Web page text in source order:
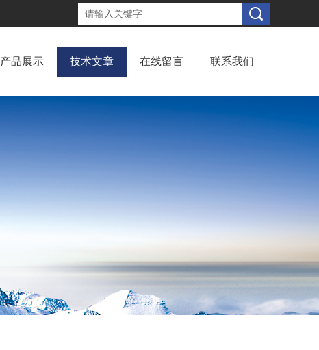
产品展示 技术文章 在线留言 联系我们